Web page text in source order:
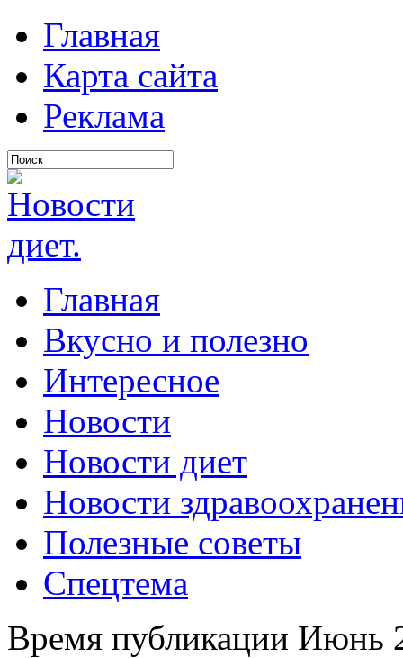
Главная
Карта сайта
Реклама
Главная
Вкусно и полезно
Интересное
Новости
Новости диет
Новости
Полезные советы
Спецтема
Время публикации Июнь